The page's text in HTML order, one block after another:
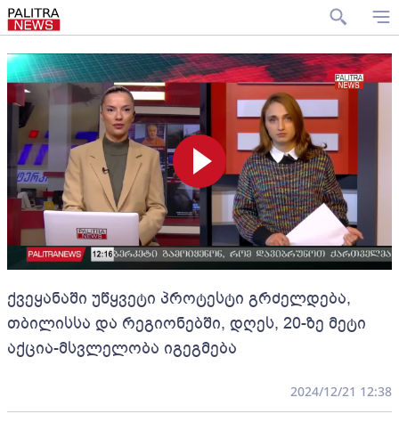
ქვეყანაში უწყვეტი პროტესტი გრძელდება,
თბილისსა და რეგიონებში, დღეს, 20-ზე მეტი
აქცია-მსვლელობა იგეგმება
2024/12/21 12:38